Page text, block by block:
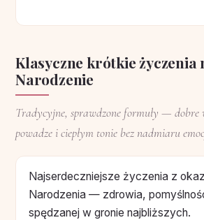
Klasyczne krótkie życzenia
Narodzenie
Tradycyjne, sprawdzone formuły — dobre
powadze i ciepłym tonie bez nadmiaru
Najserdeczniejsze życzenia z
Narodzenia — zdrowia,
spędzanej w gronie najbliższych.